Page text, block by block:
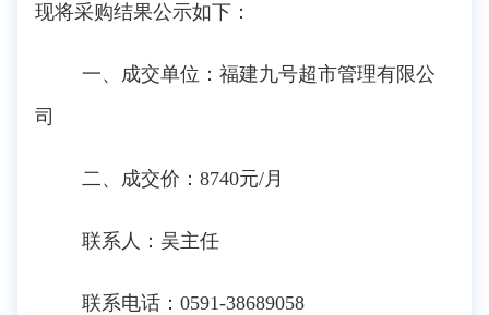
现将采购结果公示如下：
一、成交单位：福建九号超市管理有限公
司
二、成交价： 8740元/月
联系人：吴主任
联系电话： 0591-38689058